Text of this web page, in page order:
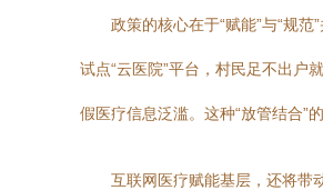
政策的核心在于“赋能”与“规
试点“云医院”平台，村民足不出户
假医疗信息泛滥。这种“放管结合”
互联网医疗赋能基层，还将带